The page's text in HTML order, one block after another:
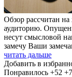
Обзор рассчитан
аудиторию.
несут смысловой
замечу Ваши
читать дальше
Добавить в
Понравилось +52